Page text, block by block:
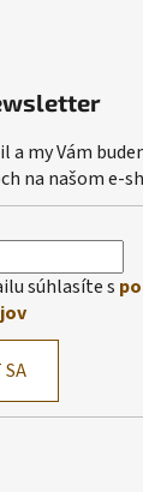
a my Vám
na našom e-
súhlasíte s